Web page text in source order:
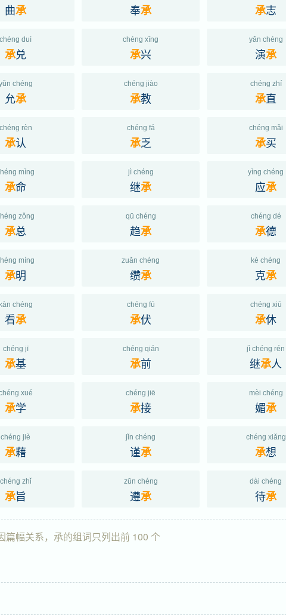
曲承 奉承 承志
chéng duì
承兑
chéng xīng
承兴
yǎn chéng
演承
chéng
允承
chéng jiào
承教
chéng zhí
承直
chéng rèn
承认
chéng fá
承乏
chéng mǎi
承买
mìng
承命
jì chéng
继承
yìng chéng
应承
zǒng
承总
qū chéng
趋承
chéng dé
承德
míng
承明
zuǎn chéng
缵承
kè chéng
克承
kàn chéng
看承
chéng fú
承伏
chéng xiū
承休
chéng jī
承基
chéng qián
承前
jì chéng rén
继承人
xué
承学
chéng jiē
承接
mèi chéng
媚承
chéng jiè
承藉
jǐn chéng
谨承
chéng xiǎng
承想
chéng zhǐ
承旨
zūn chéng
遵承
dài chéng
待承
篇幅关系，承的组词只列出前 100 个